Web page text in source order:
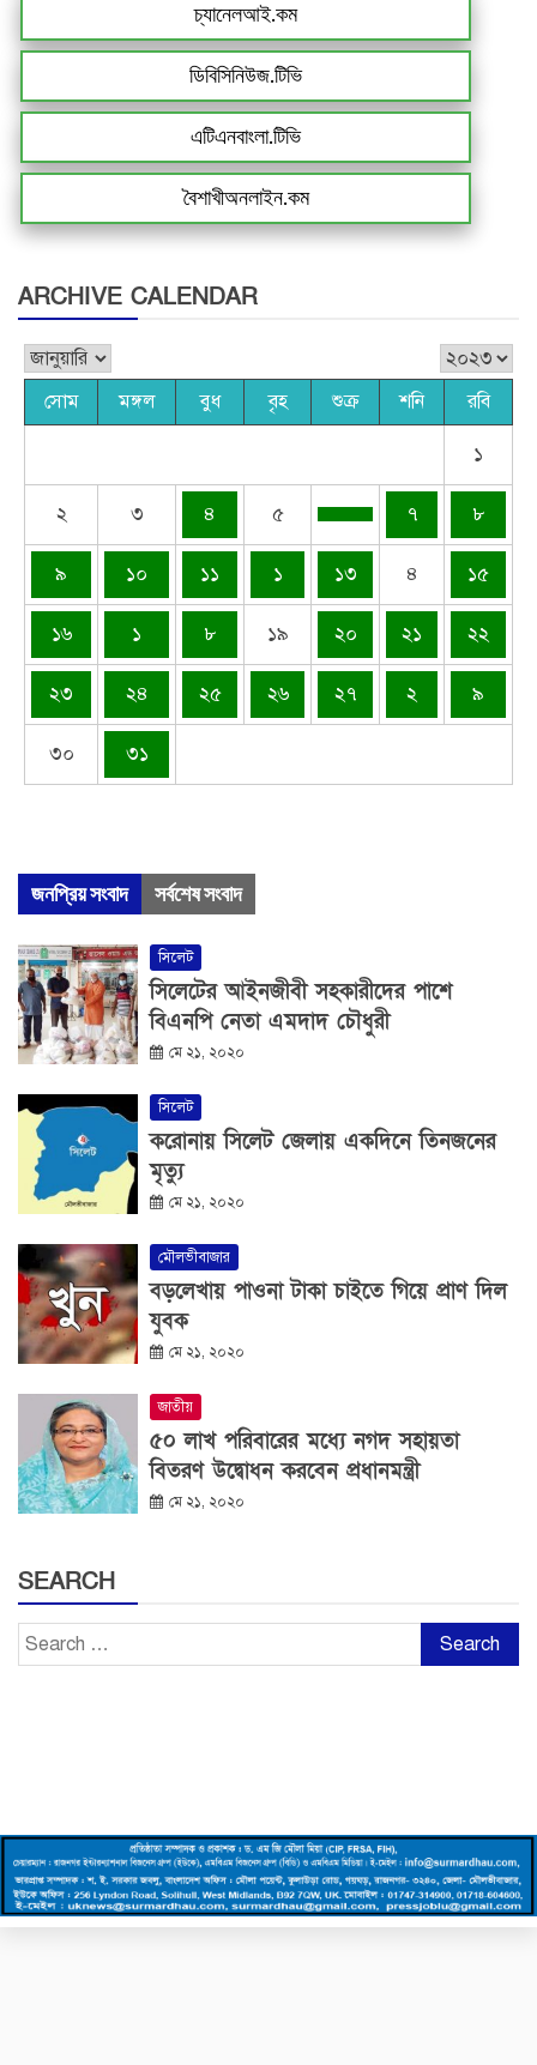
চ্যানেলআই.কম
ডিবিসিনিউজ.টিভি
এটিএনবাংলা.টিভি
বৈশাখীঅনলাইন.কম
ARCHIVE CALENDAR
সোম মঙ্গল বুধ বৃহ শুক্র শনি রবি
১
২ ৩ ৪ ৫ ৭ ৮
৯ ১০ ১১ ১ ১৩ ৪ ১৫
১৬ ১ ৮ ১৯ ২০ ২১ ২২
২৩ ২৪ ২৫ ২৬ ২৭ ২ ৯
৩০ ৩১
জনপ্রিয় সংবাদ সর্বশেষ সংবাদ
সিলেট
সিলেটের আইনজীবী সহকারীদের পাশে
বিএনপি নেতা এমদাদ চৌধুরী
মে ২১, ২০২০
সিলেট
করোনায় সিলেট জেলায় একদিনে তিনজনের
মৃত্যু
মে ২১, ২০২০
মৌলভীবাজার
বড়লেখায় পাওনা টাকা চাইতে গিয়ে প্রাণ দিল
যুবক
মে ২১, ২০২০
জাতীয়
৫০ লাখ পরিবারের মধ্যে নগদ সহায়তা
বিতরণ উদ্বোধন করবেন প্রধানমন্ত্রী
মে ২১, ২০২০
SEARCH
Search
for: